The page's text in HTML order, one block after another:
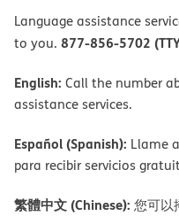
Language assistance
to you. 877-856-5702
English: Call the number
assistance services.
Español (Spanish): Llame
para recibir servicios
繁體中文 (Chinese): 您可以